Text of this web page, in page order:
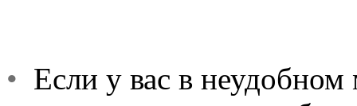
• Если у вас в